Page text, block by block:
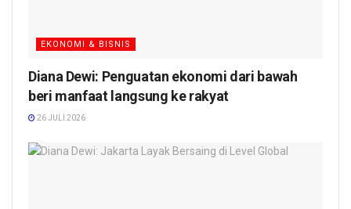
EKONOMI & BISNIS
Diana Dewi: Penguatan ekonomi dari bawah
beri manfaat langsung ke rakyat
26 JULI 2026